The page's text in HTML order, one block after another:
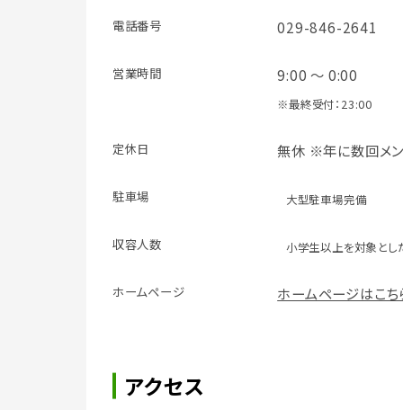
電話番号 029-846-2641
営業時間 9:00 ～ 0:00
※最終受付：23:00
定休日 無休 ※年に数回メ
駐車場 大型駐車場完備
収容人数 小学生以上を対象とし
ホームページ ホームページはこち
アクセス